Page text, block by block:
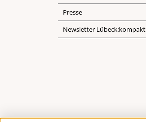
Presse
Newsletter Lübeck:kompakt